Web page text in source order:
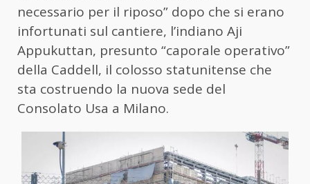
necessario per il riposo” dopo che si erano
infortunati sul cantiere, l’indiano Aji
Appukuttan, presunto “caporale operativo”
della Caddell, il colosso statunitense che
sta costruendo la nuova sede del
Consolato Usa a Milano.